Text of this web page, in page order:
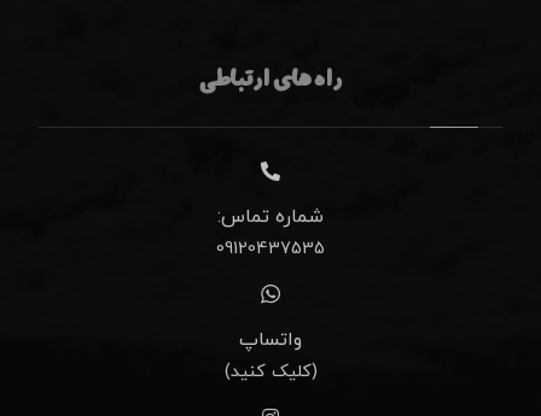
راه های ارتباطی
شماره تماس:
09120437535
واتساپ
(کلیک کنید)